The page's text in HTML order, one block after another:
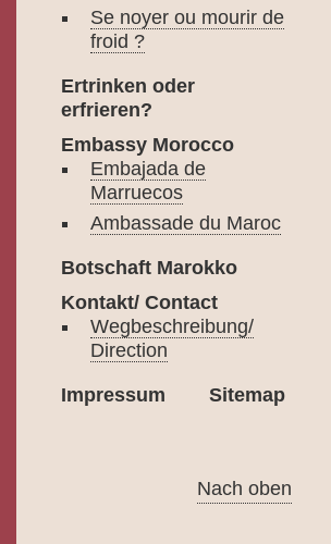
Se noyer ou mourir de
froid ?
Ertrinken oder
erfrieren?
Embassy Morocco
Embajada de
Marruecos
Ambassade du Maroc
Botschaft Marokko
Kontakt/ Contact
Wegbeschreibung/
Direction
Impressum Sitemap
Nach oben